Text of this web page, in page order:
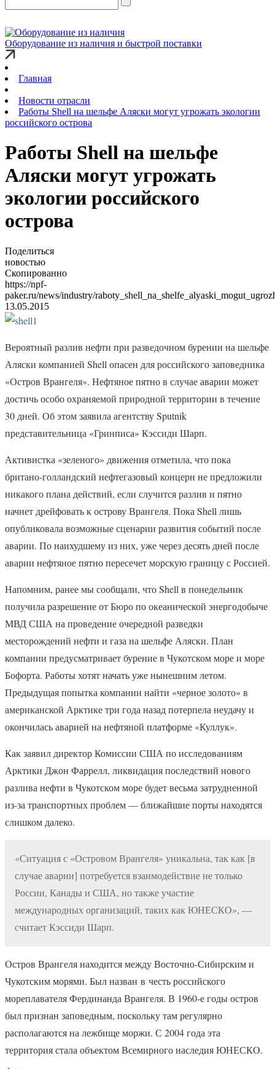
Оборудование из наличия и быстрой поставки
Главная
Новости отрасли
Работы Shell на шельфе Аляски могут угрожать экологии
российского острова
Работы Shell на шельфе
Аляски могут угрожать
экологии российского
острова
Поделиться
новостью
Скопированно
https://npf-
paker.ru/news/industry/
13.05.2015
Вероятный разлив нефти при разведочном бурении на шельфе
Аляски компанией Shell опасен для российского заповедника
«Остров Врангеля». Нефтяное пятно в случае аварии может
достичь особо охраняемой природной территории в течение
30 дней. Об этом заявила агентству Sputnik
представительница «Гринписа» Кэссиди Шарп.
Активистка «зеленого» движения отметила, что пока
британо-голландский нефтегазовый концерн не предложили
никакого плана действий, если случится разлив и пятно
начнет дрейфовать к острову Врангеля. Пока Shell лишь
опубликовала возможные сценарии развития событий после
аварии. По наихудшему из них, уже через десять дней после
аварии нефтяное пятно пересечет морскую границу с Россией.
Напомним, ранее мы сообщали, что Shell в понедельник
получила разрешение от Бюро по океанической энергодобыче
МВД США на проведение очередной разведки
месторождений нефти и газа на шельфе Аляски. План
компании предусматривает бурение в Чукотском море и море
Бофорта. Работы хотят начать уже нынешним летом.
Предыдущая попытка компании найти «черное золото» в
американской Арктике три года назад потерпела неудачу и
окончилась аварией на нефтяной платформе «Куллук».
Как заявил директор Комиссии США по исследованиям
Арктики Джон Фаррелл, ликвидация последствий нового
разлива нефти в Чукотском море будет весьма затрудненной
из-за транспортных проблем — ближайшие порты находятся
слишком далеко.
«Ситуация с «Островом Врангеля» уникальна, так как [в
случае аварии] потребуется взаимодействие не только
России, Канады и США, но также участие
международных организаций, таких как ЮНЕСКО», —
считает Кэссиди Шарп.
Остров Врангеля находится между Восточно-Сибирским и
Чукотским морями. Был назван в честь российского
мореплавателя Фердинанда Врангеля. В 1960-е годы остров
был признан заповедным, поскольку там регулярно
располагаются на лежбище моржи. С 2004 года эта
территория стала объектом Всемирного наследия ЮНЕСКО.